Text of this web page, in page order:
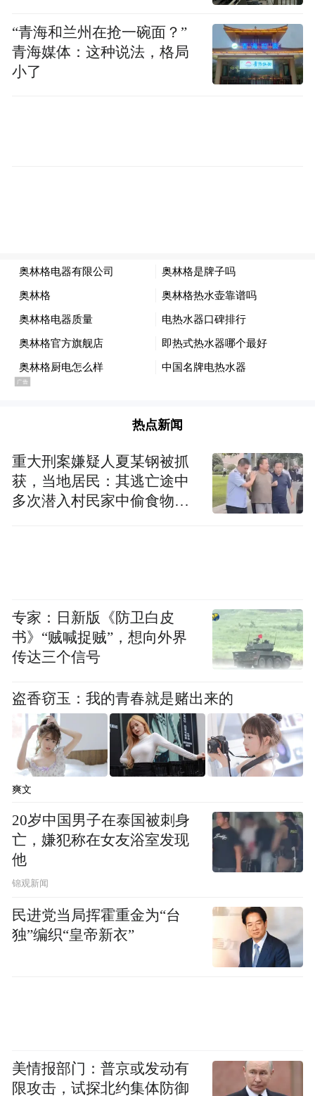
“青海和兰州在抢一碗面？”
青海媒体：这种说法，格局
小了
热点新闻
重大刑案嫌疑人夏某钢被抓
获，当地居民：其逃亡途中
多次潜入村民家中偷食物被
专家：日新版《防卫白皮
书》“贼喊捉贼”，想向外界
传达三个信号
盗香窃玉：我的青春就是赌出来的
爽文
20岁中国男子在泰国被刺身
亡，嫌犯称在女友浴室发现
他
锦观新闻
民进党当局挥霍重金为“台
独”编织“皇帝新衣”
美情报部门：普京或发动有
限攻击，试探北约集体防御